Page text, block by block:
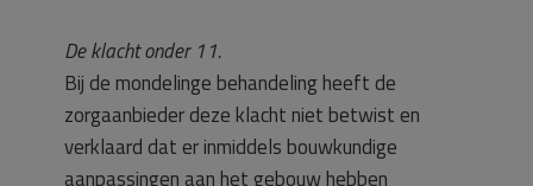
De klacht onder 11.
Bij de mondelinge behandeling heeft de
zorgaanbieder deze klacht niet betwist en
verklaard dat er inmiddels bouwkundige
aanpassingen aan het gebouw hebben